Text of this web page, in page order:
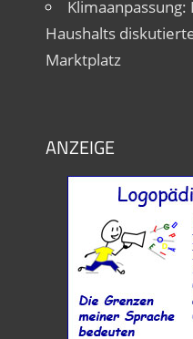
Haushalts
Marktplatz
ANZEIGE